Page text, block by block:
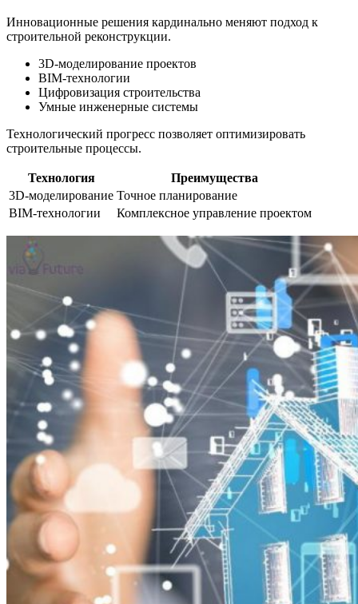
Инновационные решения кардинально меняют подход к
строительной реконструкции.
3D-моделирование проектов
BIM-технологии
Цифровизация строительства
Умные инженерные системы
Технологический прогресс позволяет оптимизировать
строительные процессы.
Технология
Преимущества
3D-моделирование Точное планирование
BIM-технологии
Комплексное управление проектом